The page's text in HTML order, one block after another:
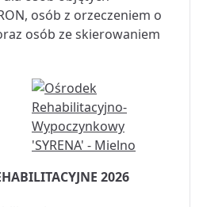
osób z orzeczeniem o
osób ze skierowaniem
2026